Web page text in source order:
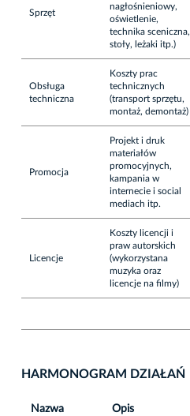
Sprzęt
nagłośnieniowy,
oświetlenie,
technika sceniczna,
stoły, leżaki itp.)
Obsługa
techniczna
Koszty prac
technicznych
(transport sprzętu,
montaż, demontaż)
Promocja
Projekt i druk
materiałów
promocyjnych,
kampania w
internecie i social
mediach itp.
Licencje
Koszty licencji i
praw autorskich
(wykorzystana
muzyka oraz
licencje na filmy)
HARMONOGRAM DZIAŁAŃ
Nazwa Opis